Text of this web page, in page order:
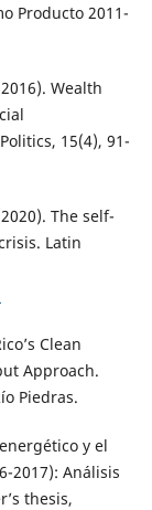
Producto 2011-
Wealth
15(4), 91-
The self-
Latin
Clean
Approach.
Piedras.
y el
2017): Análisis
thesis,